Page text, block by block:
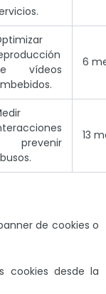
vídeos
6
prevenir
13
de cookies o
cookies desde la